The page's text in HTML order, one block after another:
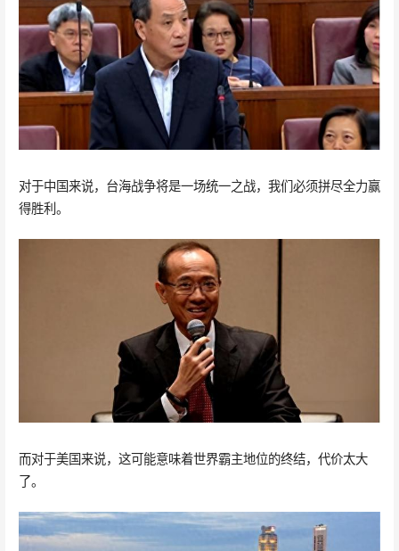
对于中国来说，台海战争将是一场统一之战，我们必须拼尽全力赢
得胜利。
而对于美国来说，这可能意味着世界霸主地位的终结，代价太大
了。